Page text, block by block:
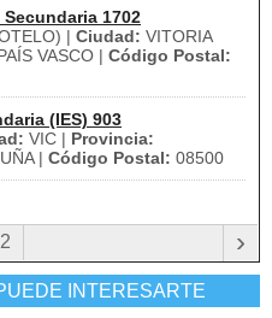
1702
| Ciudad: VITORIA
VASCO | Código Postal:
(IES) 903
VIC | Provincia:
| Código Postal: 08500
2 ›
INTERESARTE